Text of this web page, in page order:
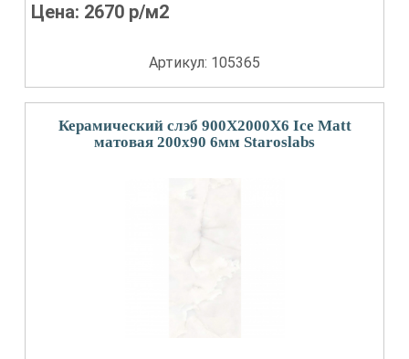
Цена: 2670 р/м2
Артикул: 105365
Керамический слэб 900X2000X6 Ice Matt
матовая 200x90 6мм Staroslabs